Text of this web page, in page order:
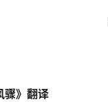
骤》翻译